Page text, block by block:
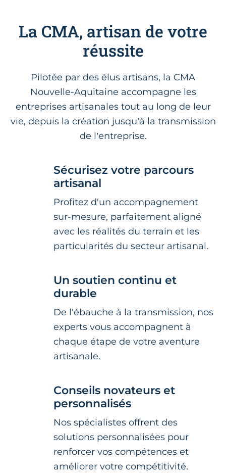
La CMA, artisan de votre
réussite
Pilotée par des élus artisans, la CMA
Nouvelle-Aquitaine accompagne les
entreprises artisanales tout au long de leur
vie, depuis la création jusqu’à la transmission
de l’entreprise.
Sécurisez votre parcours
artisanal
Profitez d'un accompagnement
sur-mesure, parfaitement aligné
avec les réalités du terrain et les
particularités du secteur artisanal.
Un soutien continu et
durable
De l'ébauche à la transmission, nos
experts vous accompagnent à
chaque étape de votre aventure
artisanale.
Conseils novateurs et
personnalisés
Nos spécialistes offrent des
solutions personnalisées pour
renforcer vos compétences et
améliorer votre compétitivité.